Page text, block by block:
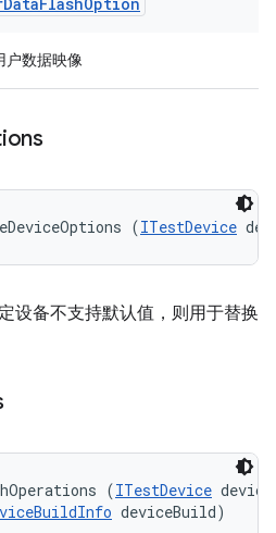
户数据映像
(ITestDevice
设备不支持默认值，则用于替换
(ITestDevice
deviceBuild)